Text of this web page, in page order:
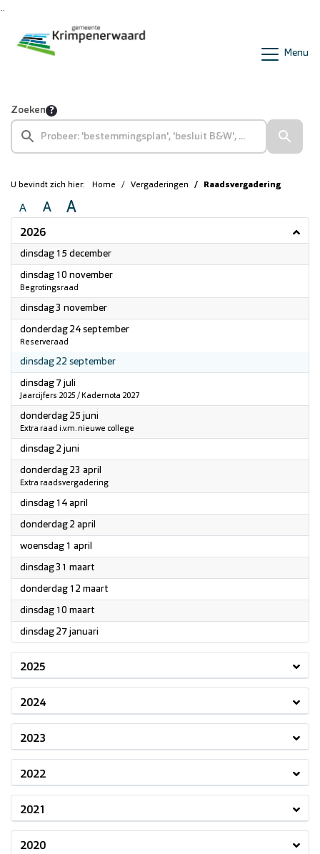
Menu
Zoeken
U bevindt zich hier: Home Vergaderingen Raadsvergadering
A A A
2026
dinsdag 15 december2026
dinsdag 10 november2026
Begrotingsraad
dinsdag 3 november2026
donderdag 24 september2026
Reserveraad
dinsdag 22 september2026
dinsdag 7 juli
Jaarcijfers 2025 / Kadernota 2027
donderdag 25 juni
Extra raad i.v.m. nieuwe college
dinsdag 2 juni
donderdag 23 april
Extra raadsvergadering
dinsdag 14 april
donderdag 2 april
woensdag 1 april
dinsdag 31 maart
donderdag 12 maart
dinsdag 10 maart
dinsdag 27 januari
2025
2024
2023
2022
2021
2020